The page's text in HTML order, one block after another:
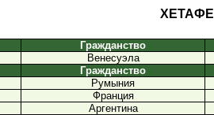
ХЕТАФЕ
Гражданство
Венесуэла
Гражданство
Румыния
Франция
Аргентина